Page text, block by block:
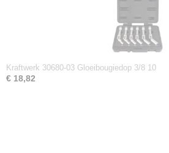
Kraftwerk 30680-03 Gloeibougiedop 3/8 10
€ 18,82